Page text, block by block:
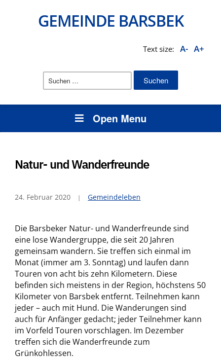
GEMEINDE BARSBEK
Text size: A- A+
Suchen
Open Menu
Natur- und Wanderfreunde
24. Februar 2020 Gemeindeleben
Die Barsbeker Natur- und Wanderfreunde sind
eine lose Wandergruppe, die seit 20 Jahren
gemeinsam wandern. Sie treffen sich einmal im
Monat (immer am 3. Sonntag) und laufen dann
Touren von acht bis zehn Kilometern. Diese
befinden sich meistens in der Region, höchstens 50
Kilometer von Barsbek entfernt. Teilnehmen kann
jeder – auch mit Hund. Die Wanderungen sind
auch für Anfänger gedacht; jeder Teilnehmer kann
im Vorfeld Touren vorschlagen. Im Dezember
treffen sich die Wanderfreunde zum
Grünkohlessen.